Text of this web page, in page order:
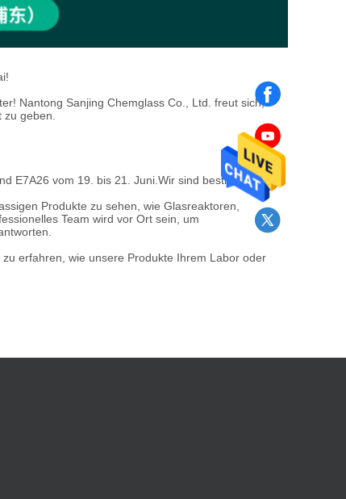
Nantong Sanjing Chemglass Co., Ltd. freut sich,
zu geben.
E7A26 vom 19. bis 21. Juni.Wir sind bestrebt,
Produkte zu sehen, wie Glasreaktoren,
Team wird vor Ort sein, um
erfahren, wie unsere Produkte Ihrem Labor oder